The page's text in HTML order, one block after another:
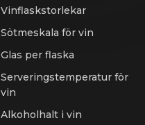
Vinflaskstorlekar
Sötmeskala för vin
Glas per flaska
Serveringstemperatur för
vin
Alkoholhalt i vin